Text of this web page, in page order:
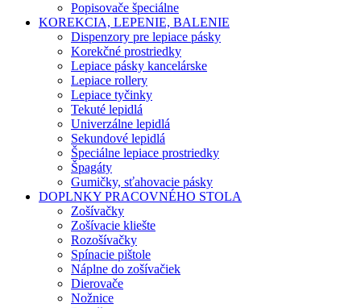
Popisovače špeciálne
KOREKCIA, LEPENIE, BALENIE
Dispenzory pre lepiace pásky
Korekčné prostriedky
Lepiace pásky kancelárske
Lepiace rollery
Lepiace tyčinky
Tekuté lepidlá
Univerzálne lepidlá
Sekundové lepidlá
Špeciálne lepiace prostriedky
Špagáty
Gumičky, sťahovacie pásky
DOPLNKY PRACOVNÉHO STOLA
Zošívačky
Zošívacie kliešte
Rozošívačky
Spínacie pištole
Náplne do zošívačiek
Dierovače
Nožnice